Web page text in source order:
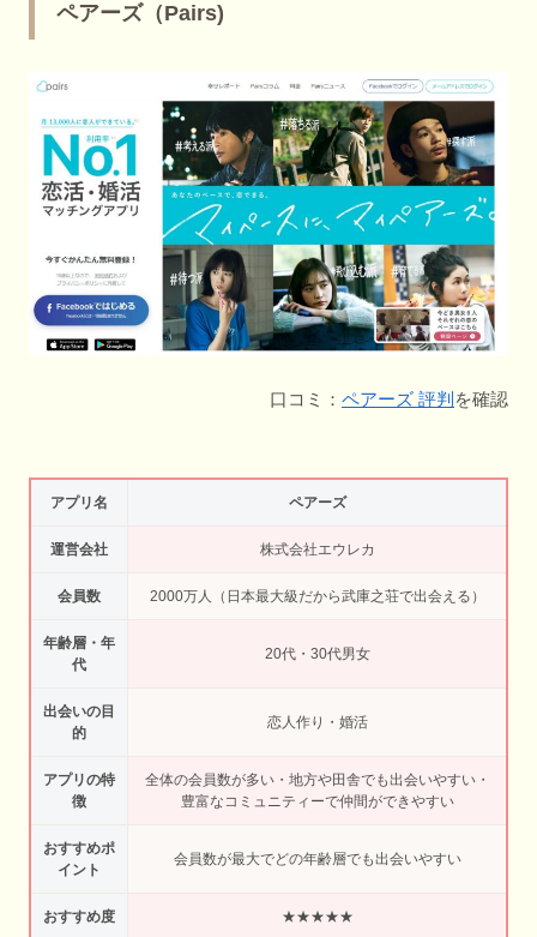
ペアーズ（Pairs)
口コミ： ペアーズ 評判 を確認
アプリ名 ペアーズ
運営会社 株式会社エウレカ
会員数 2000万人（日本最大級だから武庫之荘で出会える）
年齢層・年
代
20代・30代男女
出会いの目
的
恋人作り・婚活
アプリの特
徴
全体の会員数が多い・地方や田舎でも出会いやすい・
豊富なコミュニティーで仲間ができやすい
おすすめポ
イント
会員数が最大でどの年齢層でも出会いやすい
おすすめ度 ★★★★★